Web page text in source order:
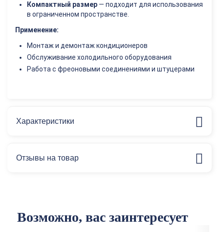
Компактный размер — подходит для использования
в ограниченном пространстве.
Применение:
Монтаж и демонтаж кондиционеров
Обслуживание холодильного оборудования
Работа с фреоновыми соединениями и штуцерами
Характеристики
Отзывы на товар
Возможно, вас заинтересует